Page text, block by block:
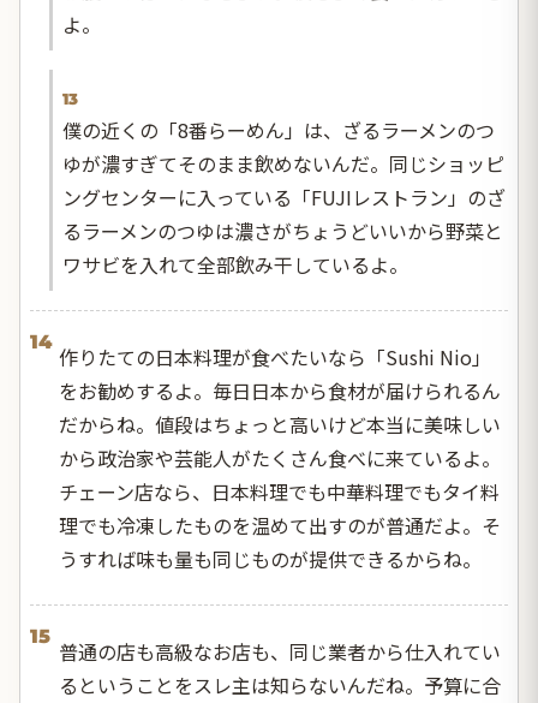
よ。
13
僕の近くの「8番らーめん」は、ざるラーメンのつ
ゆが濃すぎてそのまま飲めないんだ。同じショッピ
ングセンターに入っている「FUJIレストラン」のざ
るラーメンのつゆは濃さがちょうどいいから野菜と
ワサビを入れて全部飲み干しているよ。
14
作りたての日本料理が食べたいなら「Sushi Nio」
をお勧めするよ。毎日日本から食材が届けられるん
だからね。値段はちょっと高いけど本当に美味しい
から政治家や芸能人がたくさん食べに来ているよ。
チェーン店なら、日本料理でも中華料理でもタイ料
理でも冷凍したものを温めて出すのが普通だよ。そ
うすれば味も量も同じものが提供できるからね。
15
普通の店も高級なお店も、同じ業者から仕入れてい
るということをスレ主は知らないんだね。予算に合